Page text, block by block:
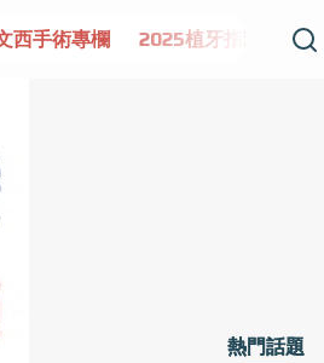
漸凍不孤單 愛不沾黏 守護腺在
熱門話題
熱門話題